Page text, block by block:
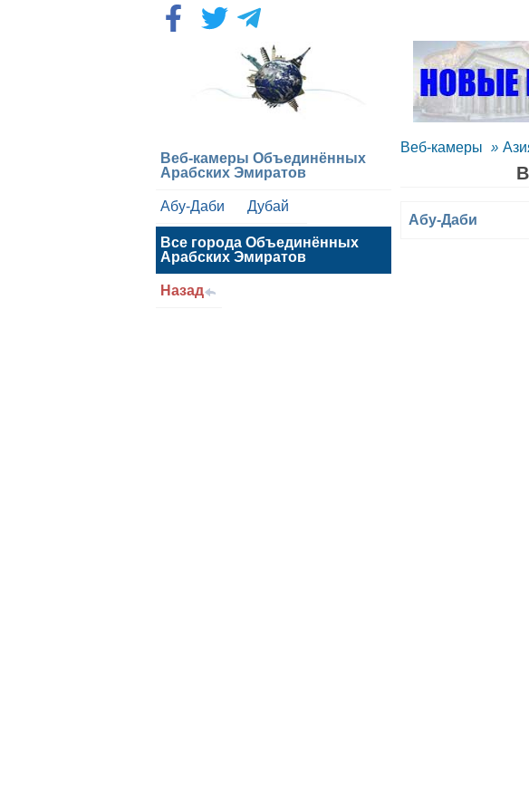
Веб-камеры Объединённых
Арабских Эмиратов
Абу-Даби Дубай
Все города Объединённых
Арабских Эмиратов
Назад
Веб-камеры »
Абу-Даби